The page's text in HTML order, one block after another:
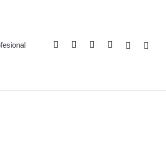
Twitter LinkedinYoutubeInstagramSpotify Twitch